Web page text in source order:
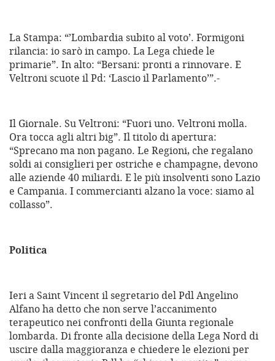
La Stampa: “’Lombardia subito al voto’. Formigoni
rilancia: io sarò in campo. La Lega chiede le
primarie”. In alto: “Bersani: pronti a rinnovare. E
Veltroni scuote il Pd: ‘Lascio il Parlamento’”.-
Il Giornale. Su Veltroni: “Fuori uno. Veltroni molla.
Ora tocca agli altri big”. Il titolo di apertura:
“Sprecano ma non pagano. Le Regioni, che regalano
soldi ai consiglieri per ostriche e champagne, devono
alle aziende 40 miliardi. E le più insolventi sono Lazio
e Campania. I commercianti alzano la voce: siamo al
collasso”.
Politica
Ieri a Saint Vincent il segretario del Pdl Angelino
Alfano ha detto che non serve l’accanimento
terapeutico nei confronti della Giunta regionale
lombarda. Di fronte alla decisione della Lega Nord di
uscire dalla maggioranza e chiedere le elezioni per